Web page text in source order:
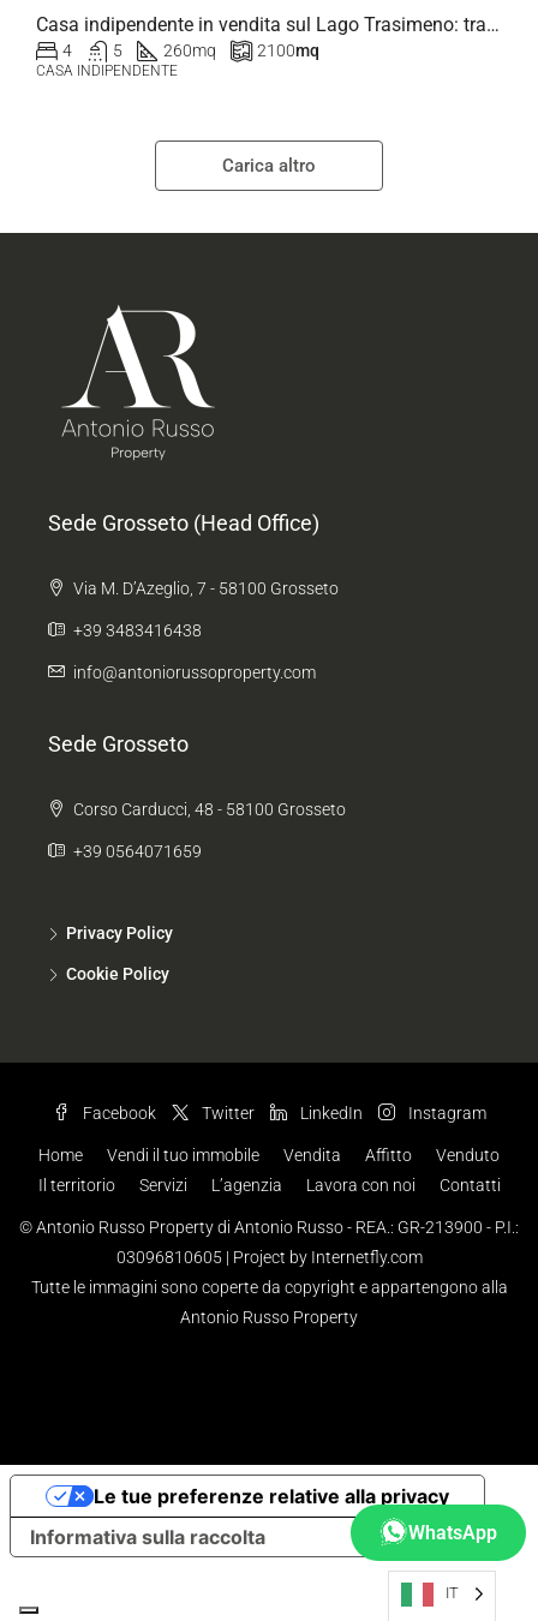
Casa indipendente in vendita sul Lago Trasimeno: tra natura, relax e panorami mozzafiato
4 5 260mq 2100mq
CASA INDIPENDENTE
Carica altro
Sede Grosseto (Head Office)
Via M. D’Azeglio, 7 - 58100 Grosseto
+39 3483416438
info@antoniorussoproperty.com
Sede Grosseto
Corso Carducci, 48 - 58100 Grosseto
+39 0564071659
Privacy Policy
Cookie Policy
Facebook Twitter LinkedIn Instagram
Home Vendi il tuo immobile Vendita Affitto
Venduto
Il territorio
Servizi L’agenzia Lavora con noi Contatti
© Antonio Russo Property di Antonio Russo - REA.: GR-213900 - P.I.:
03096810605 | Project by Internetfly.com
Tutte le immagini sono coperte da copyright e appartengono alla
Antonio Russo Property
WhatsApp
IT
Informativa sulla raccolta
Le tue preferenze relative alla privacy